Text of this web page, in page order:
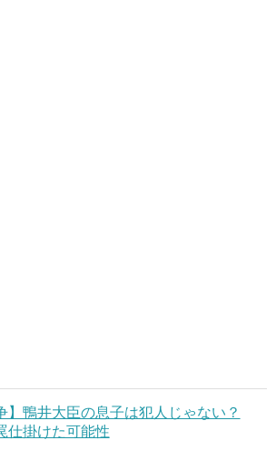
】鴨井大臣の息子は犯人じゃない？
仕掛けた可能性